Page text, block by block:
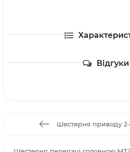
Відгуки
Шестерня приводу 2-